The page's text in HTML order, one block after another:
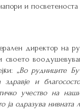
и
директор на
своето
„Во рудниците
здравје и
учество на
ја одразува нивната